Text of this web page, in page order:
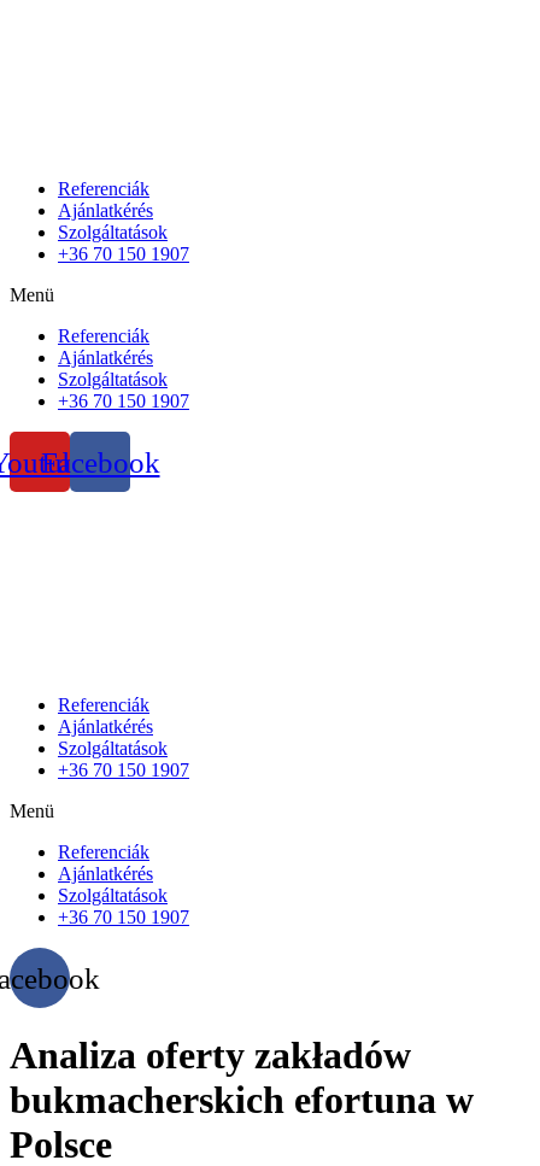
Referenciák
Ajánlatkérés
Szolgáltatások
+36 70 150 1907
Menü
Referenciák
Ajánlatkérés
Szolgáltatások
+36 70 150 1907
Facebook
Referenciák
Ajánlatkérés
Szolgáltatások
+36 70 150 1907
Menü
Referenciák
Ajánlatkérés
Szolgáltatások
+36 70 150 1907
Analiza oferty zakładów
bukmacherskich efortuna w
Polsce